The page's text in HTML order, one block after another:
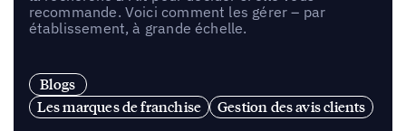
recommande. Voici comment les gérer – par
établissement, à grande échelle.
Blogs
Les marques de franchise
Gestion des avis clients